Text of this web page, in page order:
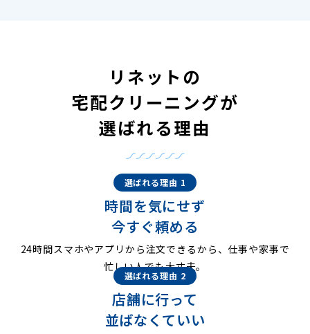
リネットの
宅配クリーニングが
選ばれる理由
選ばれる理由 1
時間を気にせず
今すぐ頼める
24時間スマホやアプリから注文できるから、仕事や家事で
忙しい人でも大丈夫。
選ばれる理由 2
店舗に行って
並ばなくていい